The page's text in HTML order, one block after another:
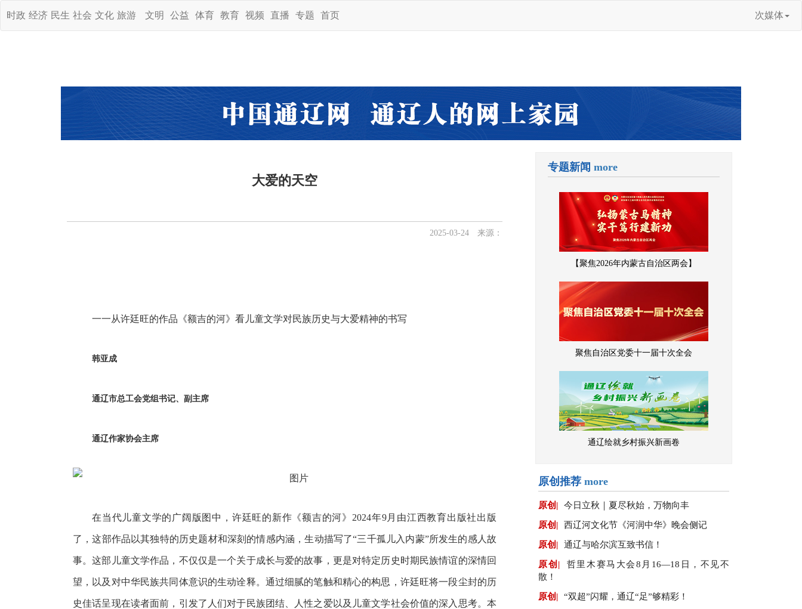
时政 经济 民生 社会 文化 旅游 文明 公益 体育 教育 视频 直播 专题 首页 次媒体
大爱的天空
2025-03-24 来源：
一一从许廷旺的作品《额吉的河》看儿童文学对民族历史与大爱精神的书写
韩亚成
通辽市总工会党组书记、副主席
通辽作家协会主席
在当代儿童文学的广阔版图中，许廷旺的新作《额吉的河》2024年9月由江西教育出版社出版
了，这部作品以其独特的历史题材和深刻的情感内涵，生动描写了“三千孤儿入内蒙”所发生的感人故
事。这部儿童文学作品，不仅仅是一个关于成长与爱的故事，更是对特定历史时期民族情谊的深情回
望，以及对中华民族共同体意识的生动诠释。通过细腻的笔触和精心的构思，许廷旺将一段尘封的历
史佳话呈现在读者面前，引发了人们对于民族团结、人性之爱以及儿童文学社会价值的深入思考。本
专题新闻 more
【聚焦2026年内蒙古自治区两会】
聚焦自治区党委十一届十次全会
通辽绘就乡村振兴新画卷
原创推荐 more
原创| 今日立秋｜夏尽秋始，万物向丰
原创| 西辽河文化节《河润中华》晚会侧记
原创| 通辽与哈尔滨互致书信！
原创|
哲里木赛马大会8月16—18日，不见不
散！
原创| “双超”闪耀，通辽“足”够精彩！